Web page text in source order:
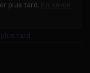
plus tard.
tard